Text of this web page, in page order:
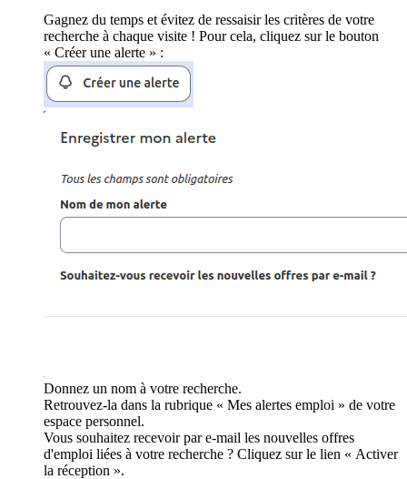
Gagnez du temps et évitez de ressaisir les critères de votre
recherche à chaque visite ! Pour cela, cliquez sur le bouton
« Créer une alerte » :
Donnez un nom à votre recherche.
Retrouvez-la dans la rubrique « Mes alertes emploi » de votre
espace personnel.
Vous souhaitez recevoir par e-mail les nouvelles offres
d'emploi liées à votre recherche ? Cliquez sur le lien « Activer
la réception ».